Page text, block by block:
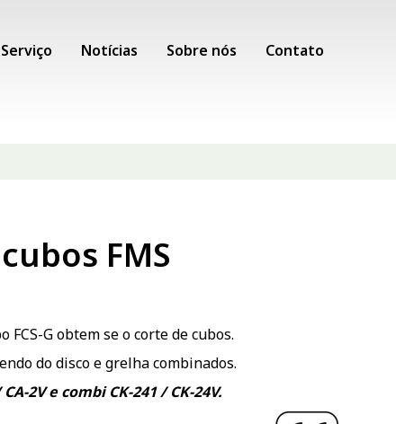
Serviço Notícias Sobre nós Contato
FMS
FCS-G obtem se o corte de cubos.
do disco e grelha combinados.
2V e combi CK-241 / CK-24V.